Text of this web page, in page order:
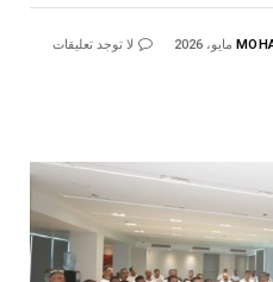
لا توجد تعليقات